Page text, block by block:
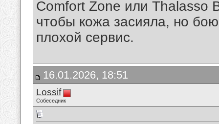
Comfort Zone или Thalasso
чтобы кожа засияла, но
плохой сервис.
16.01.2026, 18:51
Lossif
Собеседник